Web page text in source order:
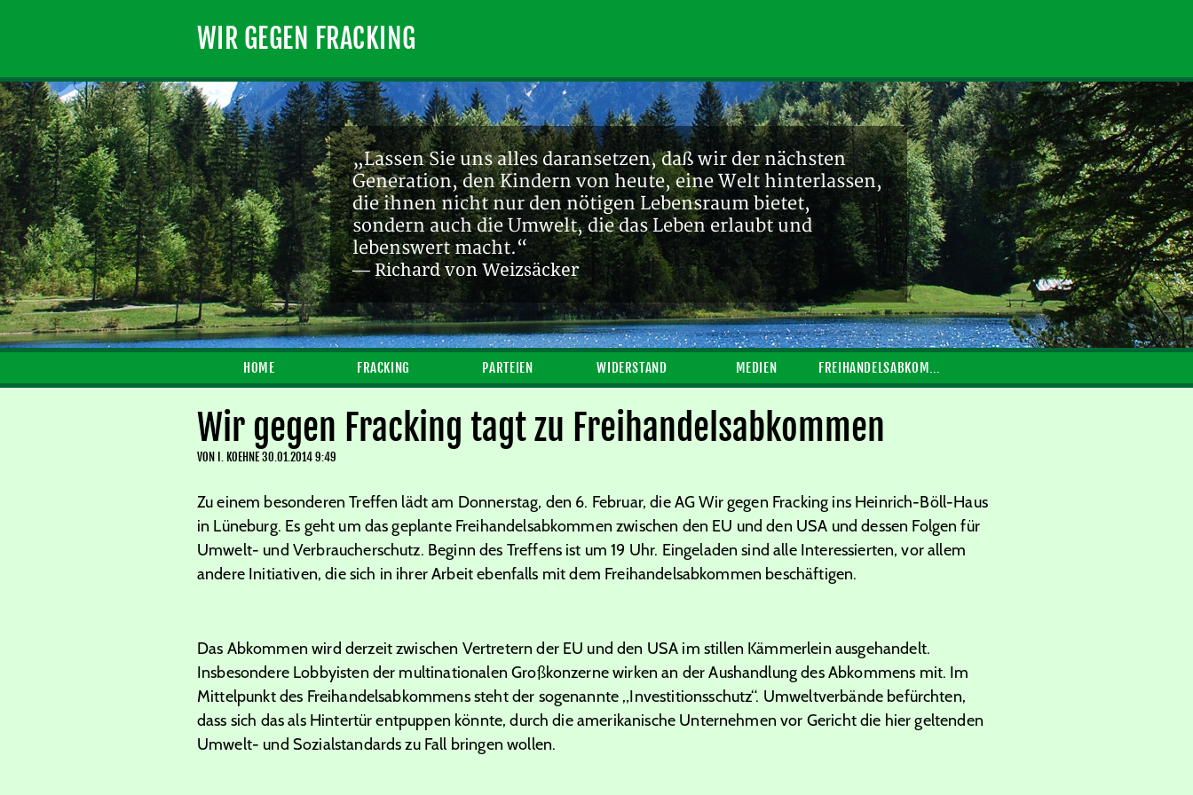
WIR GEGEN FRACKING
„Lassen Sie uns alles daransetzen, daß wir der nächsten
Generation, den Kindern von heute, eine Welt hinterlassen,
die ihnen nicht nur den nötigen Lebensraum bietet,
sondern auch die Umwelt, die das Leben erlaubt und
lebenswert macht.“
— Richard von Weizsäcker
HOME FRACKING PARTEIEN WIDERSTAND MEDIEN FREIHANDELSABKOMMEN
Wir gegen Fracking tagt zu Freihandelsabkommen
VON I. KOEHNE30.01.2014 9:49
Zu einem besonderen Treffen lädt am Donnerstag, den 6. Februar, die AG Wir gegen Fracking ins Heinrich-Böll-Haus
in Lüneburg. Es geht um das geplante Freihandelsabkommen zwischen den EU und den USA und dessen Folgen für
Umwelt- und Verbraucherschutz. Beginn des Treffens ist um 19 Uhr. Eingeladen sind alle Interessierten, vor allem
andere Initiativen, die sich in ihrer Arbeit ebenfalls mit dem Freihandelsabkommen beschäftigen.
Das Abkommen wird derzeit zwischen Vertretern der EU und den USA im stillen Kämmerlein ausgehandelt.
Insbesondere Lobbyisten der multinationalen Großkonzerne wirken an der Aushandlung des Abkommens mit. Im
Mittelpunkt des Freihandelsabkommens steht der sogenannte „Investitionsschutz“. Umweltverbände befürchten,
dass sich das als Hintertür entpuppen könnte, durch die amerikanische Unternehmen vor Gericht die hier geltenden
Umwelt- und Sozialstandards zu Fall bringen wollen.